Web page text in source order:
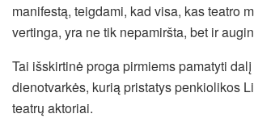
manifestą, teigdami, kad visa, kas teatro
vertinga, yra ne tik nepamiršta, bet ir
Tai išskirtinė proga pirmiems pamatyti
dienotvarkės, kurią pristatys penkiolikos
teatrų aktoriai.